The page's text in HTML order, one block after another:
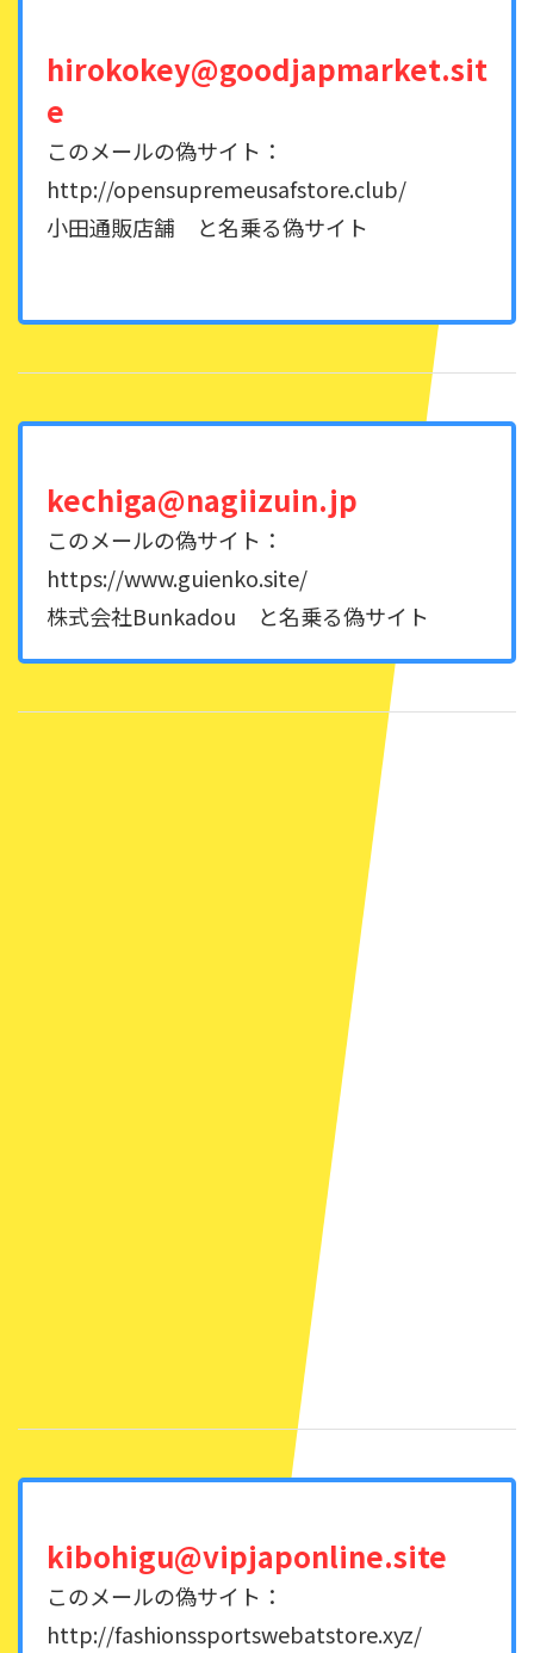
hirokokey@goodjapmarket.sit
e
このメールの偽サイト：
http://opensupremeusafstore.club/
小田通販店舗 と名乗る偽サイト
kechiga@nagiizuin.jp
このメールの偽サイト：
https://www.guienko.site/
株式会社Bunkadou と名乗る偽サイト
kibohigu@vipjaponline.site
このメールの偽サイト：
http://fashionssportswebatstore.xyz/